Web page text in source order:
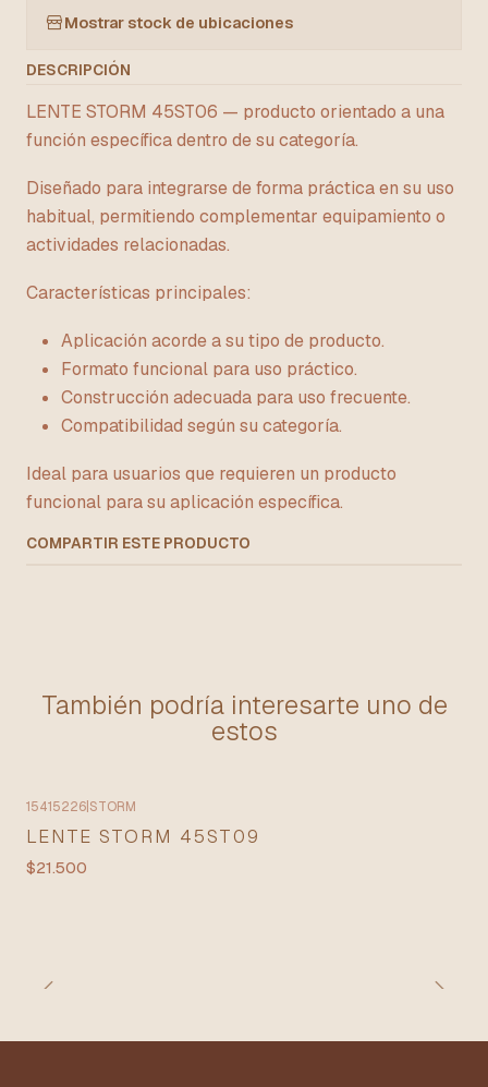
Mostrar stock de ubicaciones
DESCRIPCIÓN
LENTE STORM 45ST06 — producto orientado a una
función específica dentro de su categoría.
Diseñado para integrarse de forma práctica en su uso
habitual, permitiendo complementar equipamiento o
actividades relacionadas.
Características principales:
Aplicación acorde a su tipo de producto.
Formato funcional para uso práctico.
Construcción adecuada para uso frecuente.
Compatibilidad según su categoría.
Ideal para usuarios que requieren un producto
funcional para su aplicación específica.
COMPARTIR ESTE PRODUCTO
También podría interesarte uno de
estos
15415226 STORM
LENTE STORM 45ST09
$21.500